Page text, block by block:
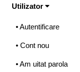
Utilizator
• Autentificare
• Cont nou
• Am uitat parola